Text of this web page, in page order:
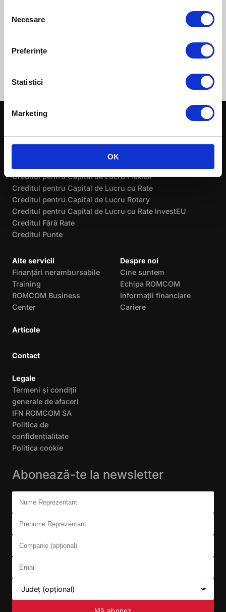
Selection
Necesare
Preferințe
Statistici
Marketing
OK
alimentară din Bistriţa Năsăud.
Credite pentru afaceri
Creditul pentru Capital de Lucru Flexibil
Creditul pentru Capital de Lucru cu Rate
Creditul pentru Capital de Lucru Rotary
Creditul pentru Capital de Lucru cu Rate InvestEU
Creditul Fără Rate
Creditul Punte
Alte servicii
Finanțări nerambursabile
Training
ROMCOM Business
Center
Articole
Despre noi
Cine suntem
Echipa ROMCOM
Informații financiare
Cariere
Contact
Legale
Termeni și condiții
generale de afaceri
IFN ROMCOM SA
Politica de
confidențialitate
Politica cookie
Abonează-te la newsletter
Don't fill this out:
Nume Reprezentant
Prenume Reprezentant
Companie (opțional)
Email
Județ (opțional)